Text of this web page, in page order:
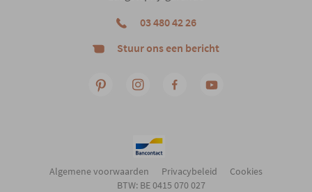
03 480 42 26
Stuur ons een bericht
Algemene voorwaarden Privacybeleid
Cookies
BTW: BE 0415 070 027